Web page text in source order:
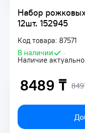
Набор
12шт. 152945
Код товара: 87571
В наличии
•
Наличие
8489 ₸